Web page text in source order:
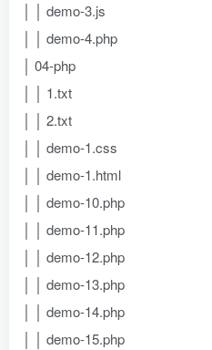
│ │ demo-3.js
│ │ demo-4.php
│ 04-php
│ │ 1.txt
│ │ 2.txt
│ │ demo-1.css
│ │ demo-1.html
│ │ demo-10.php
│ │ demo-11.php
│ │ demo-12.php
│ │ demo-13.php
│ │ demo-14.php
│ │ demo-15.php